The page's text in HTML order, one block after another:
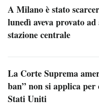
A Milano è stato
lunedì aveva provato
stazione centrale
La Corte Suprema
ban” non si applica
Stati Uniti